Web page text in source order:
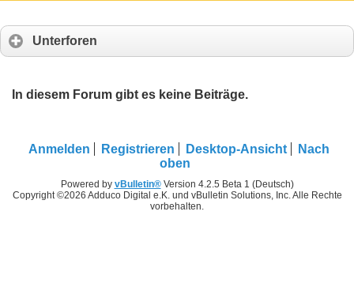
Unterforen
In diesem Forum gibt es keine Beiträge.
Anmelden Registrieren Desktop-Ansicht
Nach
oben
Powered by vBulletin®Version 4.2.5 Beta 1 (Deutsch)
Copyright ©2026 Adduco Digital e.K. und vBulletin Solutions, Inc. Alle Rechte
vorbehalten.